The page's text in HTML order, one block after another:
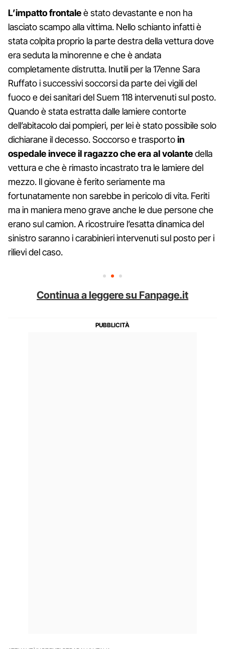
L’impatto frontaleè stato devastante e non ha
lasciato scampo alla vittima. Nello schianto infatti è
stata colpita proprio la parte destra della vettura dove
era seduta la minorenne e che è andata
completamente distrutta. Inutili per la 17enne Sara
Ruffato i successivi soccorsi da parte dei vigili del
fuoco e dei sanitari del Suem 118 intervenuti sul posto.
Quando è stata estratta dalle lamiere contorte
dell’abitacolo dai pompieri, per lei è stato possibile solo
dichiarane il decesso. Soccorso e trasportoin
ospedale invece il ragazzo che era al volantedella
vettura e che è rimasto incastrato tra le lamiere del
mezzo. Il giovane è ferito seriamente ma
fortunatamente non sarebbe in pericolo di vita. Feriti
ma in maniera meno grave anche le due persone che
erano sul camion. A ricostruire l’esatta dinamica del
sinistro saranno i carabinieri intervenuti sul posto per i
rilievi del caso.
Continua a leggere su Fanpage.it